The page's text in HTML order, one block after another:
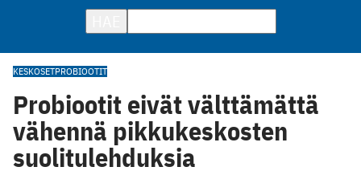
KESKOSETPROBIOOTIT
Probiootit eivät välttämättä
vähennä pikkukeskosten
suolitulehduksia